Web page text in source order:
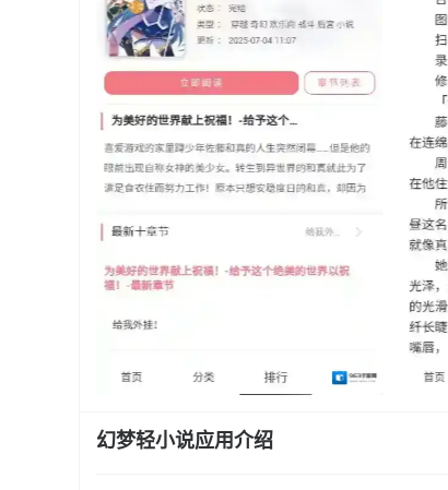
幻梦轻小说应用介绍